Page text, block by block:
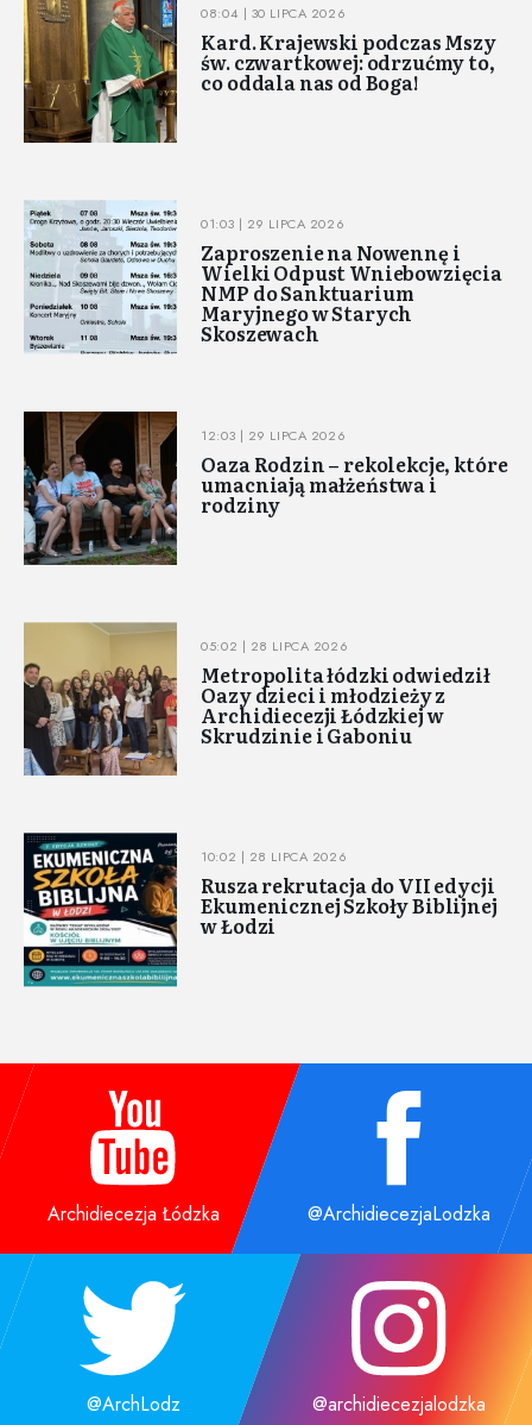
08:04 | 30 LIPCA 2026
Kard. Krajewski podczas Mszy
św. czwartkowej: odrzućmy to,
co oddala nas od Boga!
01:03 | 29 LIPCA 2026
Zaproszenie na Nowennę i
Wielki Odpust Wniebowzięcia
NMP do Sanktuarium
Maryjnego w Starych
Skoszewach
12:03 | 29 LIPCA 2026
Oaza Rodzin – rekolekcje, które
umacniają małżeństwa i
rodziny
05:02 | 28 LIPCA 2026
Metropolita łódzki odwiedził
Oazy dzieci i młodzieży z
Archidiecezji Łódzkiej w
Skrudzinie i Gaboniu
10:02 | 28 LIPCA 2026
Rusza rekrutacja do VII edycji
Ekumenicznej Szkoły Biblijnej
w Łodzi
Archidiecezja Łódzka @ArchidiecezjaLodzka
@ArchLodz @archidiecezjalodzka